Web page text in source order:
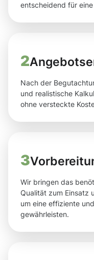
entscheidend für
2
Nach der
und realistische
ohne versteckte
3
Wir bringen das
Qualität zum Einsatz
um eine effiziente
gewährleisten.